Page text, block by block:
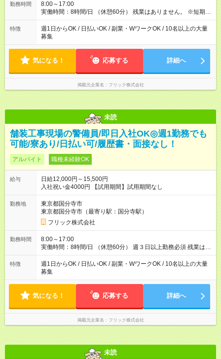
勤務時間
8:00～17:00
実働時間：8時間/日 （休憩60分） 残業はありません。 ※短期の
募集は行っておりません。予めご了承くださいませ。
特徴
週1日からOK / 日払いOK / 副業・WワークOK / 10名以上の大量
募集
気になる！ 応募する 詳細へ
掲載元企業名 フリック株式会社
未読
舗装工事現場の警備員/即日入社OK◎週1勤務でも
可能/寮あり/日払い可/履歴書・面接なし！
アルバイト 職種未経験OK
給与
日給12,000円～15,500円
入社祝い金4000円 【試用期間】試用期間なし
勤務地
東京都国分寺市
東京都国分寺市（最寄り駅：国分寺駅）
フリック株式会社
勤務時間
8:00～17:00
実働時間：8時間/日 （休憩60分） 週３日以上勤務必須 残業はあ
りません。 ※短期の募集は行っておりません。予めご了承くだ
さいませ。
特徴
週1日からOK / 日払いOK / 副業・WワークOK / 10名以上の大量
募集
気になる！ 応募する 詳細へ
掲載元企業名 フリック株式会社
未読